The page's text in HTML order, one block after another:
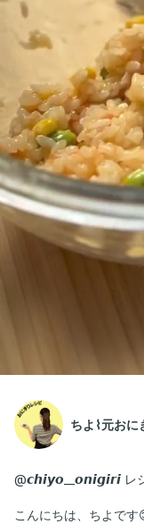
ちよ⌇元おに
@𝙘𝙝𝙞𝙮𝙤__𝙤𝙣𝙞𝙜𝙞𝙧𝙞 レシピはこの↓みてね🍙
こんにちは、ちよです